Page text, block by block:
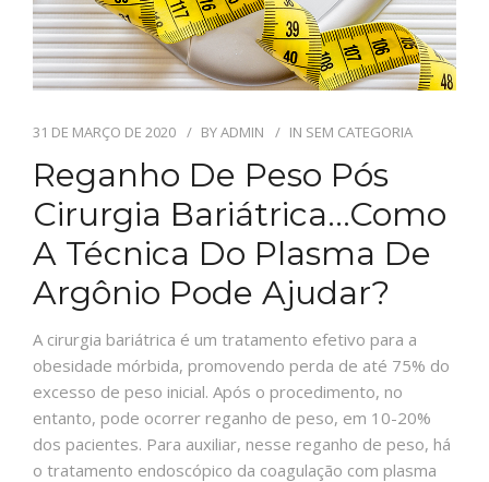
EMAIL
31 DE MARÇO DE 2020 BYADMIN IN SEM CATEGORIA
Reganho De Peso Pós
Cirurgia Bariátrica…Como
A Técnica Do Plasma De
Argônio Pode Ajudar?
A cirurgia bariátrica é um tratamento efetivo para a
obesidade mórbida, promovendo perda de até 75% do
excesso de peso inicial. Após o procedimento, no
entanto, pode ocorrer reganho de peso, em 10-20%
dos pacientes. Para auxiliar, nesse reganho de peso, há
o tratamento endoscópico da coagulação com plasma